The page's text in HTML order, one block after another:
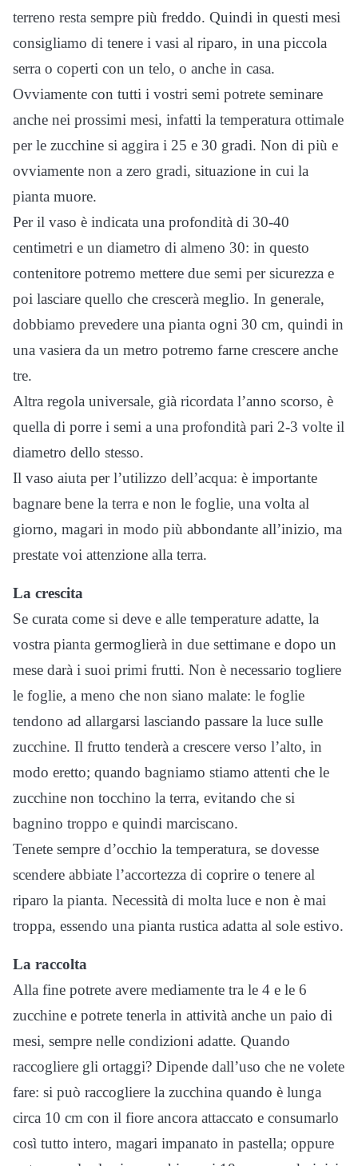
terreno resta sempre più freddo. Quindi in questi mesi
consigliamo di tenere i vasi al riparo, in una piccola
serra o coperti con un telo, o anche in casa.
Ovviamente con tutti i vostri semi potrete seminare
anche nei prossimi mesi, infatti la temperatura ottimale
per le zucchine si aggira i 25 e 30 gradi. Non di più e
ovviamente non a zero gradi, situazione in cui la
pianta muore.
Per il vaso è indicata una profondità di 30-40
centimetri e un diametro di almeno 30: in questo
contenitore potremo mettere due semi per sicurezza e
poi lasciare quello che crescerà meglio. In generale,
dobbiamo prevedere una pianta ogni 30 cm, quindi in
una vasiera da un metro potremo farne crescere anche
tre.
Altra regola universale, già ricordata l’anno scorso, è
quella di porre i semi a una profondità pari 2-3 volte il
diametro dello stesso.
Il vaso aiuta per l’utilizzo dell’acqua: è importante
bagnare bene la terra e non le foglie, una volta al
giorno, magari in modo più abbondante all’inizio, ma
prestate voi attenzione alla terra.
La crescita
Se curata come si deve e alle temperature adatte, la
vostra pianta germoglierà in due settimane e dopo un
mese darà i suoi primi frutti. Non è necessario togliere
le foglie, a meno che non siano malate: le foglie
tendono ad allargarsi lasciando passare la luce sulle
zucchine. Il frutto tenderà a crescere verso l’alto, in
modo eretto; quando bagniamo stiamo attenti che le
zucchine non tocchino la terra, evitando che si
bagnino troppo e quindi marciscano.
Tenete sempre d’occhio la temperatura, se dovesse
scendere abbiate l’accortezza di coprire o tenere al
riparo la pianta. Necessità di molta luce e non è mai
troppa, essendo una pianta rustica adatta al sole estivo.
La raccolta
Alla fine potrete avere mediamente tra le 4 e le 6
zucchine e potrete tenerla in attività anche un paio di
mesi, sempre nelle condizioni adatte. Quando
raccogliere gli ortaggi? Dipende dall’uso che ne volete
fare: si può raccogliere la zucchina quando è lunga
circa 10 cm con il fiore ancora attaccato e consumarlo
così tutto intero, magari impanato in pastella; oppure